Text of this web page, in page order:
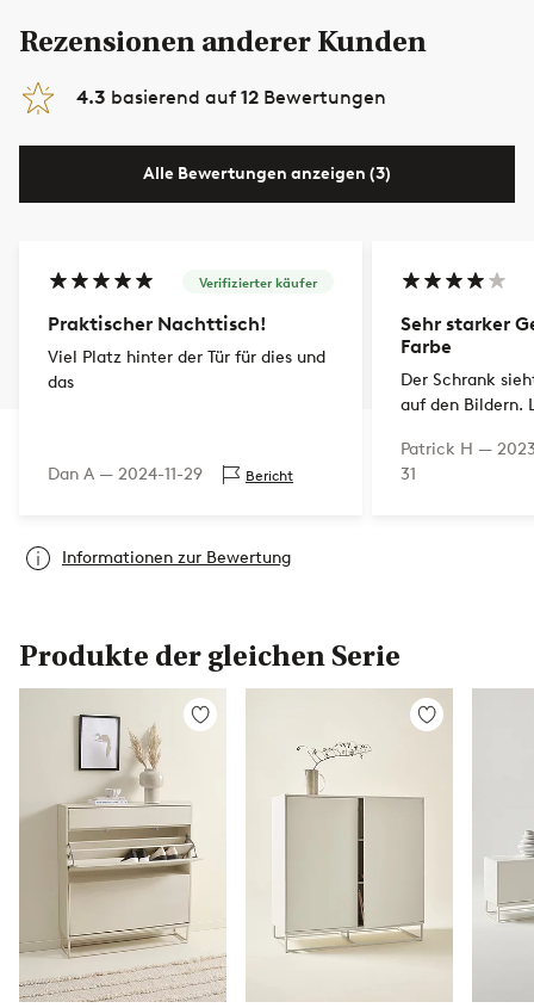
Rezensionen anderer Kunden
4.3 basierend auf 12 Bewertungen
Alle Bewertungen anzeigen (3)
Verifizierter käufer
Praktischer Nachttisch!
Viel Platz hinter der Tür für dies und
das
Dan A — 2024-11-29 Bericht
Sehr starker
Farbe
Der Schrank
auf den Bildern.
10 Tagen noch
im Flur auslüfte.
Patrick H —
31
Informationen zur Bewertung
Produkte der gleichen Serie
Zu
Zu